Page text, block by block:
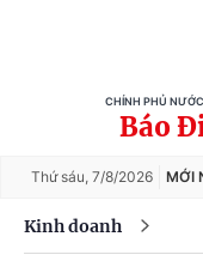
CHÍNH PHỦ
Báo
Thứ sáu, 7/8/2026 MỚI
Kinh doanh